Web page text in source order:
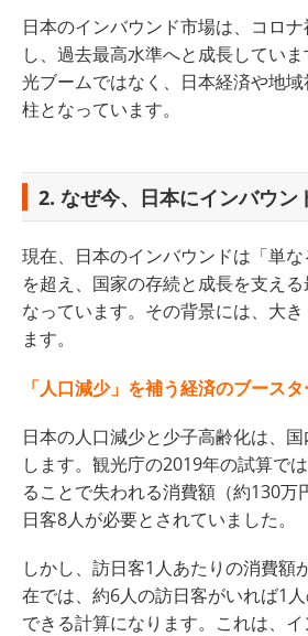
日本のインバウンド市場は、コロ
し、過去最高水準へと成長してい
光ブームではなく、日本経済や地
柱となっています。
2. なぜ今、日本にインバウン
現在、日本のインバウンドは「単
を超え、国家の存続と成長を支え
なっています。その背景には、大
ます。
「人口減少」を補う経済のブース
日本の人口減少と少子高齢化は、
します。観光庁の2019年の試算で
ることで失われる消費額（約130万
日客8人が必要とされていました。
しかし、訪日客1人あたりの消費額
在では、約6人の訪日客がいれば1
できる計算になります。これは、